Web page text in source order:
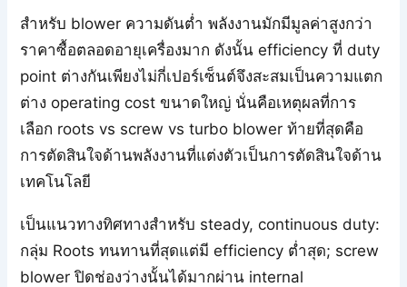
สำหรับ blower ความดันต่ำ พลังงานมักมีมูลค่าสูงกว่า
ราคาซื้อตลอดอายุเครื่องมาก ดังนั้น efficiency ที่ duty
point ต่างกันเพียงไม่กี่เปอร์เซ็นต์จึงสะสมเป็นความแตก
ต่าง operating cost ขนาดใหญ่ นั่นคือเหตุผลที่การ
เลือก roots vs screw vs turbo blower ท้ายที่สุดคือ
การตัดสินใจด้านพลังงานที่แต่งตัวเป็นการตัดสินใจด้าน
เทคโนโลยี
เป็นแนวทางทิศทางสำหรับ steady, continuous duty:
กลุ่ม Roots ทนทานที่สุดแต่มี efficiency ต่ำสุด; screw
blower ปิดช่องว่างนั้นได้มากผ่าน internal